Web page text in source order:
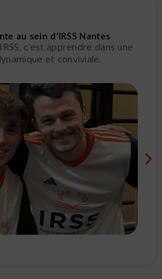
au sein d'IRSS Nantes
c’est apprendre dans une
et conviviale.